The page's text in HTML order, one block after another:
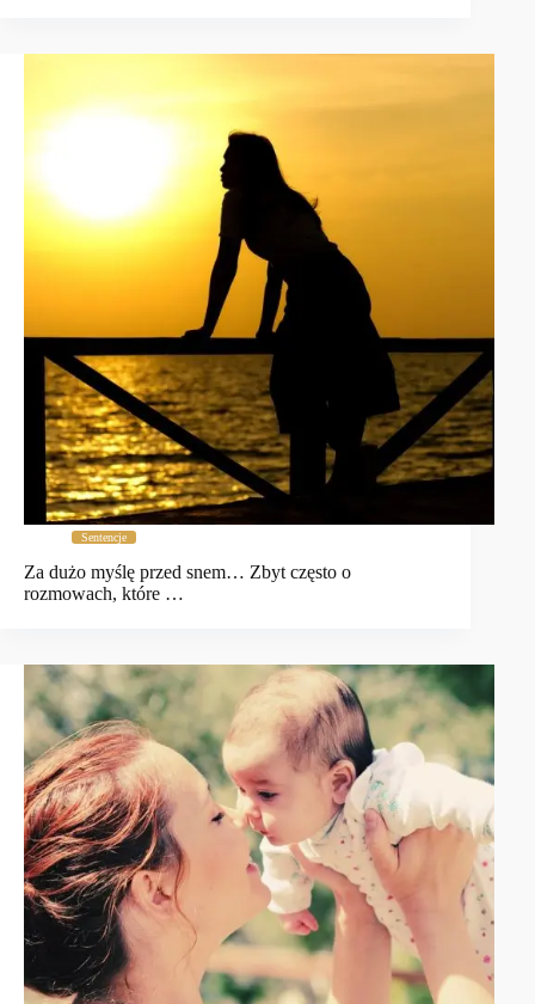
Sentencje
Za dużo myślę przed snem… Zbyt często o
rozmowach, które …